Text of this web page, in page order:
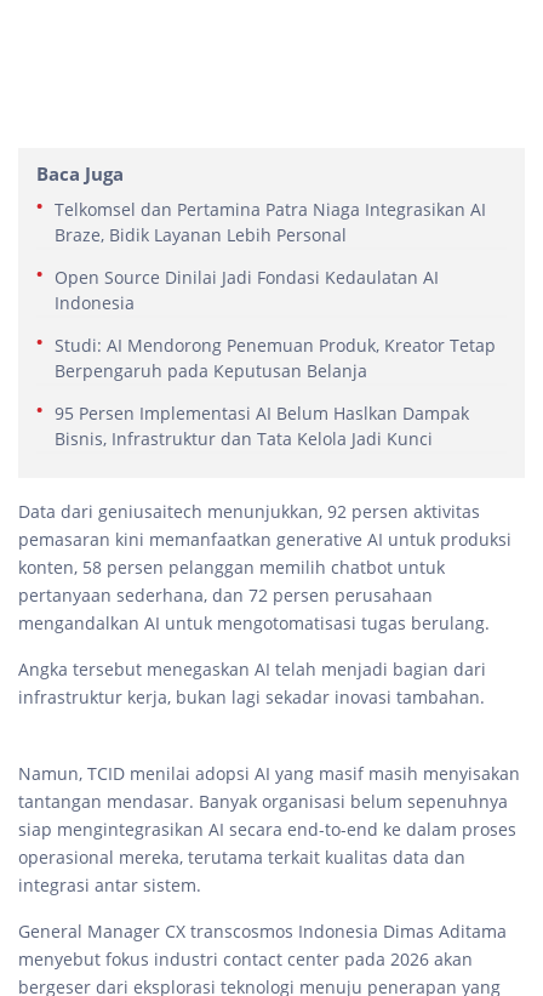
Baca Juga
Telkomsel dan Pertamina Patra Niaga Integrasikan AI
Braze, Bidik Layanan Lebih Personal
Open Source Dinilai Jadi Fondasi Kedaulatan AI
Indonesia
Studi: AI Mendorong Penemuan Produk, Kreator Tetap
Berpengaruh pada Keputusan Belanja
95 Persen Implementasi AI Belum Haslkan Dampak
Bisnis, Infrastruktur dan Tata Kelola Jadi Kunci
Data dari geniusaitech menunjukkan, 92 persen aktivitas
pemasaran kini memanfaatkan generative AI untuk produksi
konten, 58 persen pelanggan memilih chatbot untuk
pertanyaan sederhana, dan 72 persen perusahaan
mengandalkan AI untuk mengotomatisasi tugas berulang.
Angka tersebut menegaskan AI telah menjadi bagian dari
infrastruktur kerja, bukan lagi sekadar inovasi tambahan.
Namun, TCID menilai adopsi AI yang masif masih menyisakan
tantangan mendasar. Banyak organisasi belum sepenuhnya
siap mengintegrasikan AI secara end-to-end ke dalam proses
operasional mereka, terutama terkait kualitas data dan
integrasi antar sistem.
General Manager CX transcosmos Indonesia Dimas Aditama
menyebut fokus industri contact center pada 2026 akan
bergeser dari eksplorasi teknologi menuju penerapan yang